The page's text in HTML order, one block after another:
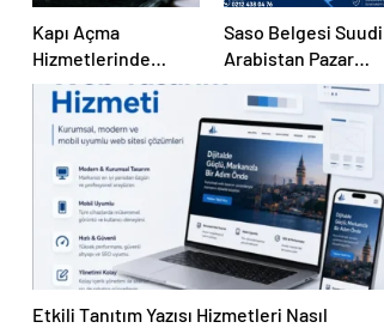
Kapı Açma
Hizmetlerinde
Karmaşık Sorunlara
Pratik Çözümler
Saso Belgesi Suudi
Arabistan Pazar
Erişimini Sağlar
Etkili Tanıtım Yazısı Hizmetleri Nasıl
Sağlanır?